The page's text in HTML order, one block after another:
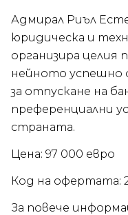
Адмирал Риъл
юридическа и
организира целия
нейното успешно
за отпускане на
преференциални
страната.
Цена: 97 000 евро
Код на офертата:
За повече